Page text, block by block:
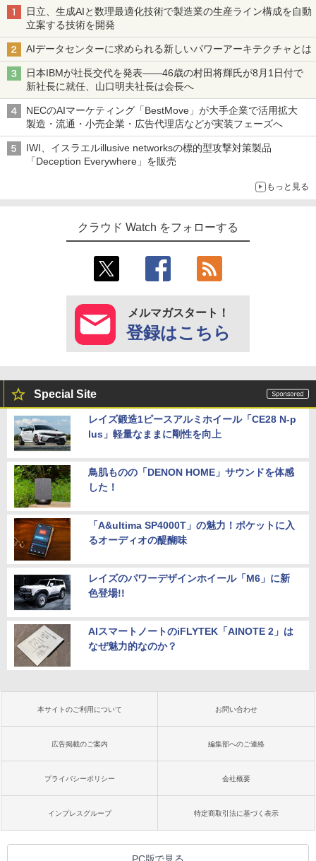
日立、生成AIと数理最適化技術で製造業の生産ライン構成を自動
立案する技術を開発
AIデータセンターに求められる新しいパワーアーキテクチャとは
日本IBMが社長交代を発表――46歳の村田将輝氏が8月1日付で
新社長に就任、山口明夫社長は会長へ
NECのAIマーケティング「BestMove」が大手企業で活用拡大
製造・流通・小売企業・広告代理店などが実装フェーズへ
IWI、イスラエルillusive networksの標的型攻撃対策製品
「Deception Everywhere」を販売
もっと見る
クラウド Watch をフォローする
メルマガスタート！
登録はこちら
Special Site
レイズ鍛造1ピースアルミホイール「CE28 N-p
lus」軽量なままに剛性を向上
鳥肌ものの「DENON HOME」サウンドを体感
した！
「A&ultima SP4000T」の魅力！ポケットに入
るオーディオの醍醐味
レイズのパワーデザインホイール「M6」に新
色登場!!
AIスマートノートのiFLYTEK「AINOTE 2」は
なぜ魅力的なのか？
本サイトのご利用について お問い合わせ
広告掲載のご案内 編集部へのご連絡
プライバシーポリシー 会社概要
インプレスグループ 特定商取引法に基づく表示